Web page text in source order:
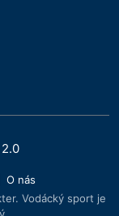
O nás
Vodácký sport je